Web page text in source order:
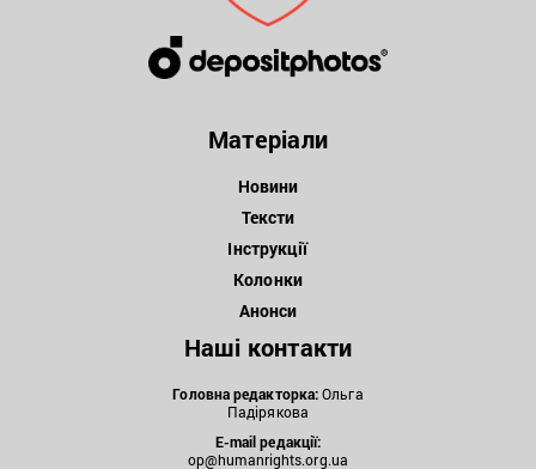
Матеріали
Новини
Тексти
Інструкції
Колонки
Анонси
Наші контакти
Головна редакторка:Ольга
Падірякова
E-mail редакції:
op@humanrights.org.ua